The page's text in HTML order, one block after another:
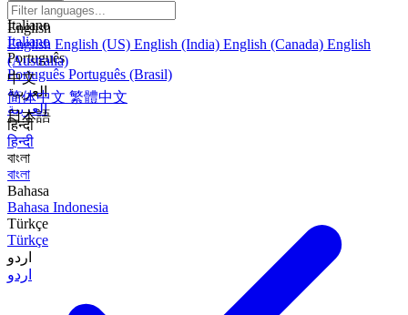
EspañolEspañol (México)
Italiano
Italiano
Português
Português Português (Brasil)
العربية
العربية
हिन्दी
हिन्दी
বাংলা
বাংলা
Bahasa
Bahasa Indonesia
Türkçe
Türkçe
اردو
اردو
English
English English (US) English (India) English (Canada) English
(Australia)
中文
简体中文 繁體中文
日本語